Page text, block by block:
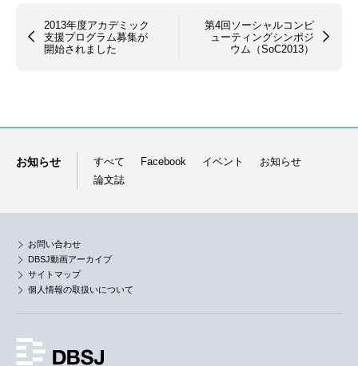
2013年度アカデミック
支援プログラム募集が
開始されました
第4回ソーシャルコンピ
ューティングシンポジ
ウム（SoC2013）
お知らせ すべて Facebook イベント
お知らせ
論文誌
お問い合わせ
DBSJ動画アーカイブ
サイトマップ
個人情報の取扱いについて